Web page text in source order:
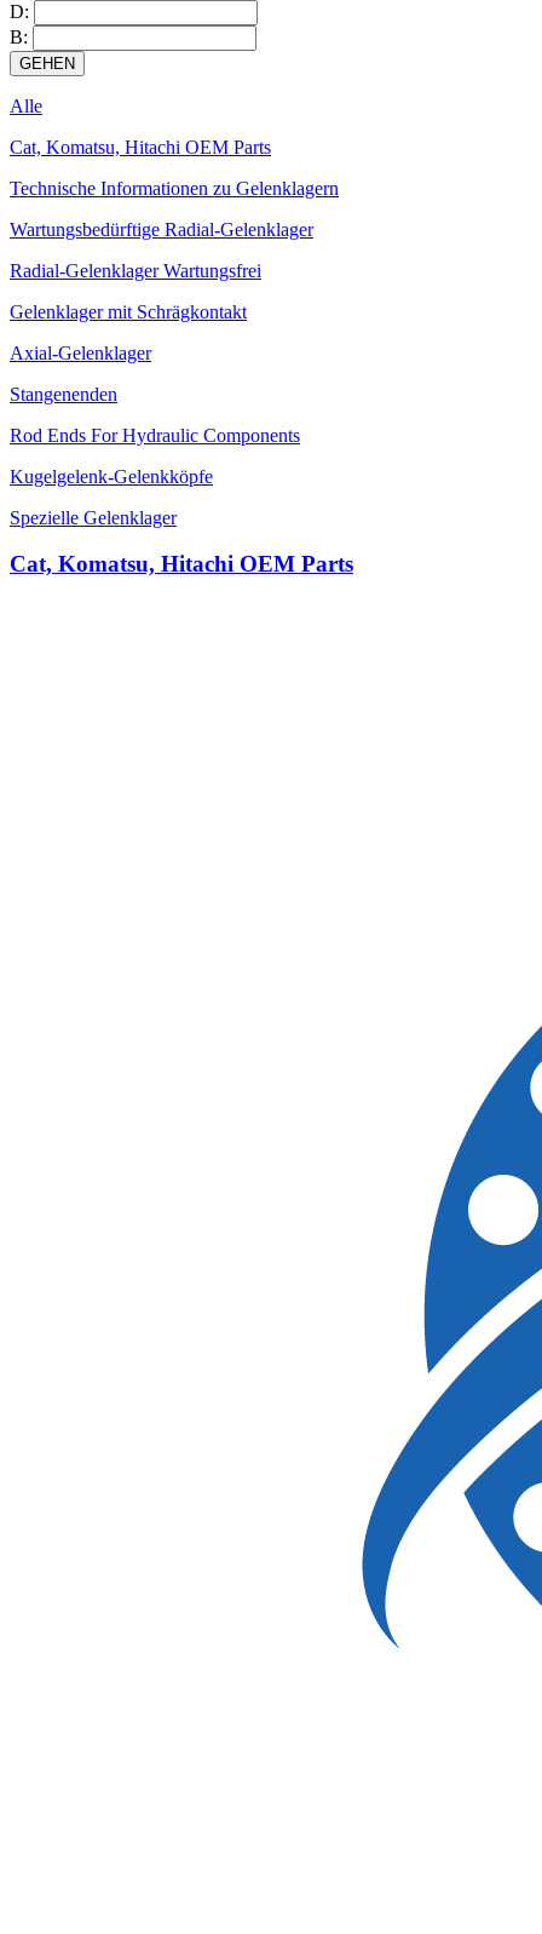
D:
B:
Alle
Cat, Komatsu, Hitachi OEM Parts
Technische Informationen zu Gelenklagern
Wartungsbedürftige Radial-Gelenklager
Radial-Gelenklager Wartungsfrei
Gelenklager mit Schrägkontakt
Axial-Gelenklager
Stangenenden
Rod Ends For Hydraulic Components
Kugelgelenk-Gelenkköpfe
Spezielle Gelenklager
Cat, Komatsu, Hitachi OEM Parts